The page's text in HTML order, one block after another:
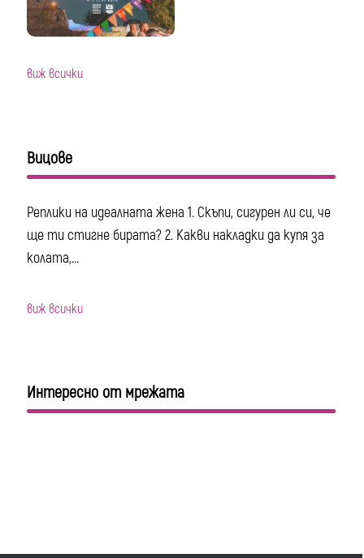
виж всички
Вицове
Реплики на идеалната жена 1. Скъпи, сигурен ли си, че
ще ти стигне бирата? 2. Какви накладки да купя за
колата,...
виж всички
Интересно от мрежата